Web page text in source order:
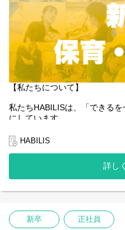
【私たちについて】
私たちHABILISは、「できる
にしています。
行っている企業です。
新卒で入社した方には通所支
イサービスに携わっていただき
私たちは子どもたちやご家族
いくことはもちろんのこと、
医療的ケア児や重症心身障害
HABILIS
詳し
新卒 正社員